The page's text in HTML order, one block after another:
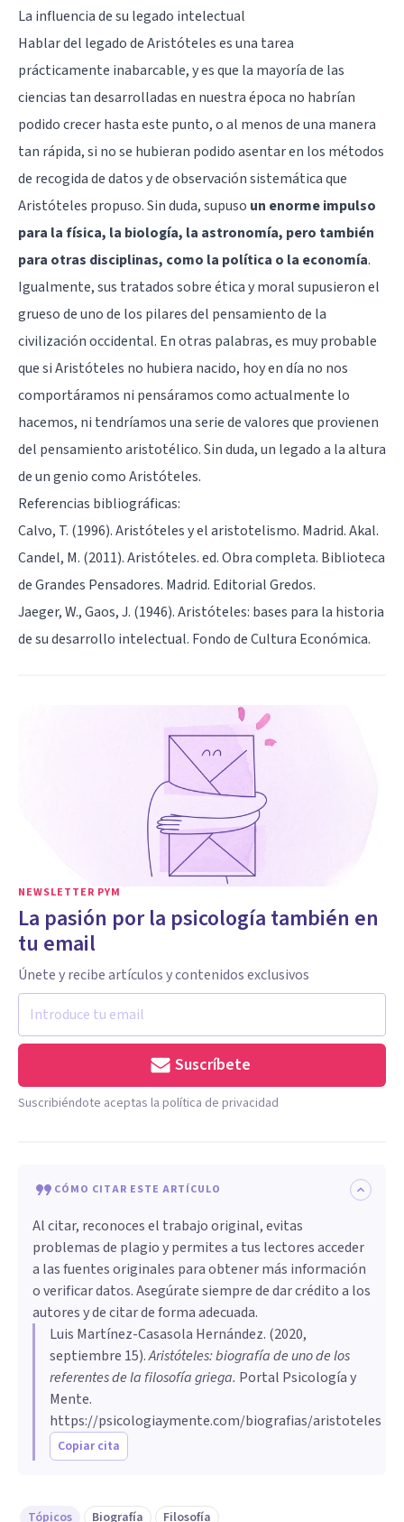
La influencia de su legado intelectual
Hablar del legado de Aristóteles es una tarea
prácticamente inabarcable, y es que la mayoría de las
ciencias tan desarrolladas en nuestra época no habrían
podido crecer hasta este punto, o al menos de una manera
tan rápida, si no se hubieran podido asentar en los métodos
de recogida de datos y de observación sistemática que
Aristóteles propuso. Sin duda, supuso un enorme impulso
para la física, la biología, la astronomía, pero también
para otras disciplinas, como la política o la economía.
Igualmente, sus tratados sobre ética y moral supusieron el
grueso de uno de los pilares del pensamiento de la
civilización occidental. En otras palabras, es muy probable
que si Aristóteles no hubiera nacido, hoy en día no nos
comportáramos ni pensáramos como actualmente lo
hacemos, ni tendríamos una serie de valores que provienen
del pensamiento aristotélico. Sin duda, un legado a la altura
de un genio como Aristóteles.
Referencias bibliográficas:
Calvo, T. (1996). Aristóteles y el aristotelismo. Madrid. Akal.
Candel, M. (2011). Aristóteles. ed. Obra completa. Biblioteca
de Grandes Pensadores. Madrid. Editorial Gredos.
Jaeger, W., Gaos, J. (1946). Aristóteles: bases para la historia
de su desarrollo intelectual. Fondo de Cultura Económica.
NEWSLETTER PYM
La pasión por la psicología también en
tu email
Únete y recibe artículos y contenidos exclusivos
Suscríbete
Suscribiéndote aceptas la política de privacidad
CÓMO CITAR ESTE ARTÍCULO
Al citar, reconoces el trabajo original, evitas
problemas de plagio y permites a tus lectores acceder
a las fuentes originales para obtener más información
o verificar datos. Asegúrate siempre de dar crédito a los
autores y de citar de forma adecuada.
Luis Martínez-Casasola Hernández. (2020,
septiembre 15).Aristóteles: biografía de uno de los
referentes de la filosofía griega. Portal Psicología y
Mente.
https://psicologiaymente.com/biografias/aristoteles
Copiar cita
Tópicos Biografía Filosofía